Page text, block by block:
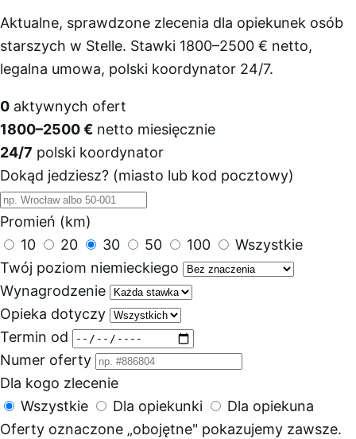
Aktualne, sprawdzone zlecenia dla opiekunek osób
starszych w Stelle. Stawki 1800–2500 € netto,
legalna umowa, polski koordynator 24/7.
0 aktywnych ofert
1800–2500 € netto miesięcznie
24/7 polski koordynator
Dokąd jedziesz? (miasto lub kod pocztowy)
Promień (km)
10
20 30 50 100
Wszystkie
Twój poziom niemieckiego
Wynagrodzenie
Opieka dotyczy
Termin od
Numer oferty
Dla kogo zlecenie
Wszystkie
Dla opiekunki
Dla opiekuna
Oferty oznaczone „obojętne" pokazujemy zawsze.